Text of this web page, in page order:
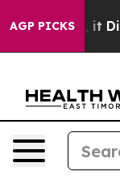
AGP PICKS
Well, it Didn’t